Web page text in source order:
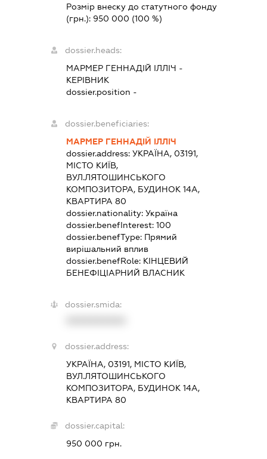
Розмір внеску до статутного фонду
(грн.): 950 000 (100 %)
dossier.heads:
МАРМЕР ГЕННАДІЙ ІЛЛІЧ -
КЕРІВНИК
dossier.position -
dossier.beneficiaries:
МАРМЕР ГЕННАДІЙ ІЛЛІЧ
dossier.address:УКРАЇНА, 03191,
МІСТО КИЇВ,
ВУЛ.ЛЯТОШИНСЬКОГО
КОМПОЗИТОРА, БУДИНОК 14А,
КВАРТИРА 80
dossier.nationality:Україна
dossier.benefInterest:100
dossier.benefType: Прямий
вирішальний вплив
dossier.benefRole: КІНЦЕВИЙ
БЕНЕФІЦІАРНИЙ ВЛАСНИК
dossier.smida:
dossier.address:
УКРАЇНА, 03191, МІСТО КИЇВ,
ВУЛ.ЛЯТОШИНСЬКОГО
КОМПОЗИТОРА, БУДИНОК 14А,
КВАРТИРА 80
dossier.capital:
950 000 грн.